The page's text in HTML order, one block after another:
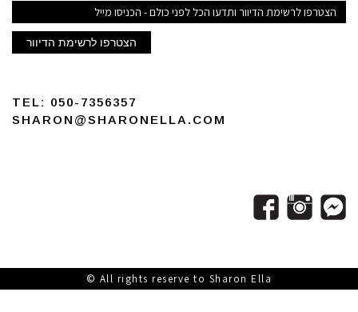
הצטרפו לרשימת הדיוור
TEL:050-7356357
SHARON@SHARONELLA.COM
All rights reserve to Sharon Ella ©